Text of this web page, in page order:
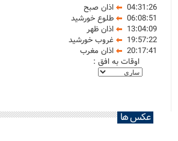
04:31:26
اذان صبح
06:08:51
طلوع خورشید
13:04:09
اذان ظهر
19:57:22
غروب خورشید
20:17:41
اذان مغرب
اوقات به افق :
عکس ها